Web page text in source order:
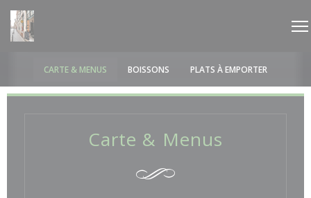
Cookies beheer paneel
Carte & Menus
CARTE & MENUS BOISSONS PLATS À EMPORTER